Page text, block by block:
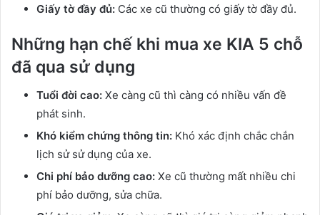
Giấy tờ đầy đủ: Các xe cũ thường có giấy tờ đầy đủ.
Những hạn chế khi mua xe KIA 5 chỗ
đã qua sử dụng
Tuổi đời cao: Xe càng cũ thì càng có nhiều vấn đề
phát sinh.
Khó kiểm chứng thông tin: Khó xác định chắc chắn
lịch sử sử dụng của xe.
Chi phí bảo dưỡng cao: Xe cũ thường mất nhiều chi
phí bảo dưỡng, sửa chữa.